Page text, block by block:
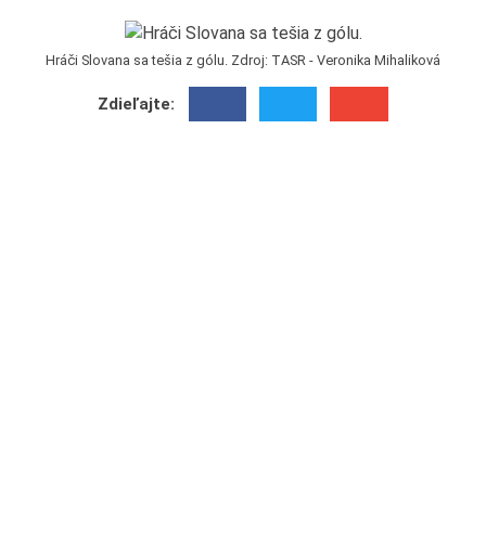
Hráči Slovana sa tešia z gólu. Zdroj: TASR - Veronika Mihaliková
Zdieľajte: